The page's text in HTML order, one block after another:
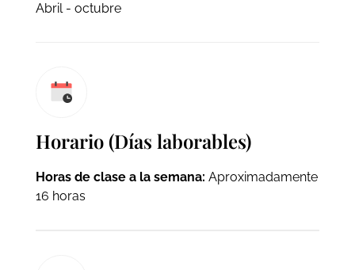
Abril - octubre
Horario (Días laborables)
Horas de clase a la semana: Aproximadamente
16 horas